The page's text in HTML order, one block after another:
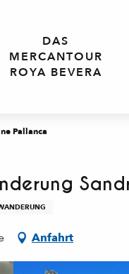
DAS
MERCANTOUR
ROYA BEVERA
Pallanca
Anfahrt